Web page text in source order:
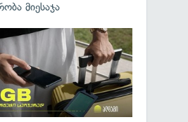
მიესაჯა